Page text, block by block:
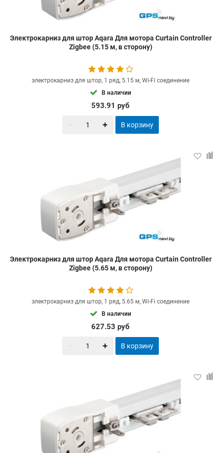
Электрокарниз для штор Aqara Для мотора Curtain Controller
Zigbee (5.15 м, в сторону)
электрокарниз для штор, 1 ряд, 5.15 м, Wi-Fi соединение
В наличии
593.91 руб
В корзину
Электрокарниз для штор Aqara Для мотора Curtain Controller
Zigbee (5.65 м, в сторону)
электрокарниз для штор, 1 ряд, 5.65 м, Wi-Fi соединение
В наличии
627.53 руб
В корзину